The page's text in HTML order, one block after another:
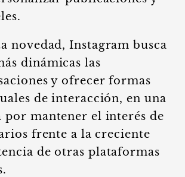
novedad, Instagram busca
dinámicas las
y ofrecer formas
de interacción, en una
por mantener el interés de
frente a la creciente
de otras plataformas